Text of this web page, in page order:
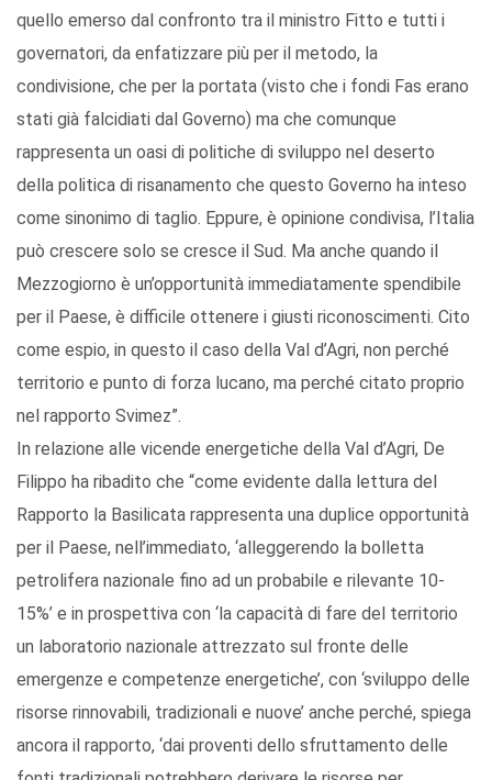
quello emerso dal confronto tra il ministro Fitto e tutti i
governatori, da enfatizzare più per il metodo, la
condivisione, che per la portata (visto che i fondi Fas erano
stati già falcidiati dal Governo) ma che comunque
rappresenta un oasi di politiche di sviluppo nel deserto
della politica di risanamento che questo Governo ha inteso
come sinonimo di taglio. Eppure, è opinione condivisa, l’Italia
può crescere solo se cresce il Sud. Ma anche quando il
Mezzogiorno è un’opportunità immediatamente spendibile
per il Paese, è difficile ottenere i giusti riconoscimenti. Cito
come espio, in questo il caso della Val d’Agri, non perché
territorio e punto di forza lucano, ma perché citato proprio
nel rapporto Svimez”.
In relazione alle vicende energetiche della Val d’Agri, De
Filippo ha ribadito che “come evidente dalla lettura del
Rapporto la Basilicata rappresenta una duplice opportunità
per il Paese, nell’immediato, ‘alleggerendo la bolletta
petrolifera nazionale fino ad un probabile e rilevante 10-
15%’ e in prospettiva con ‘la capacità di fare del territorio
un laboratorio nazionale attrezzato sul fronte delle
emergenze e competenze energetiche’, con ‘sviluppo delle
risorse rinnovabili, tradizionali e nuove’ anche perché, spiega
ancora il rapporto, ‘dai proventi dello sfruttamento delle